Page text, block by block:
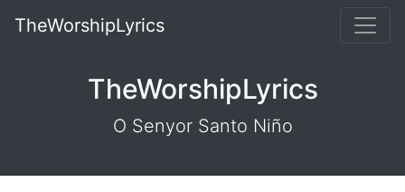
TheWorshipLyrics
TheWorshipLyrics
O Senyor Santo Niño